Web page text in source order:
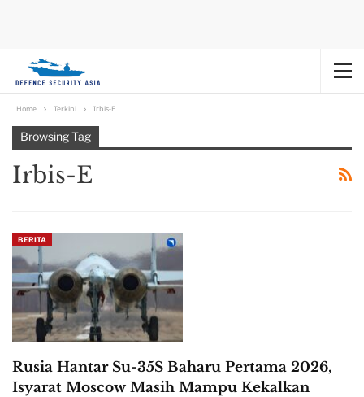
Home Terkini Irbis-E
Browsing Tag
Irbis-E
BERITA
Rusia Hantar Su-35S Baharu Pertama 2026,
Isyarat Moscow Masih Mampu Kekalkan